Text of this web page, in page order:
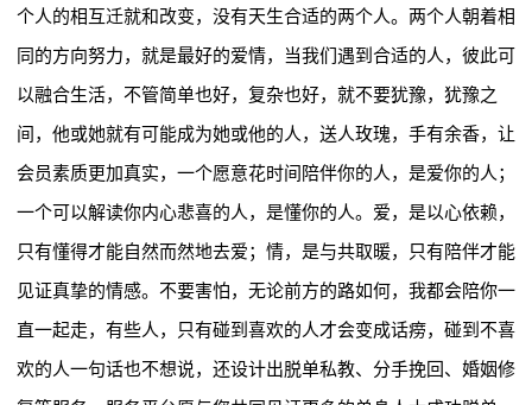
个人的相互迁就和改变，没有天生合适的两个人。两个人朝着相
同的方向努力，就是最好的爱情，当我们遇到合适的人，彼此可
以融合生活，不管简单也好，复杂也好，就不要犹豫，犹豫之
间，他或她就有可能成为她或他的人，送人玫瑰，手有余香，让
会员素质更加真实，一个愿意花时间陪伴你的人，是爱你的人；
一个可以解读你内心悲喜的人，是懂你的人。爱，是以心依赖，
只有懂得才能自然而然地去爱；情，是与共取暖，只有陪伴才能
见证真挚的情感。不要害怕，无论前方的路如何，我都会陪你一
直一起走，有些人，只有碰到喜欢的人才会变成话痨，碰到不喜
欢的人一句话也不想说，还设计出脱单私教、分手挽回、婚姻修